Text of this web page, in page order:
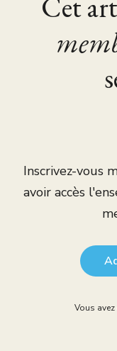
Inscrivez-vous
avoir accès
Vous